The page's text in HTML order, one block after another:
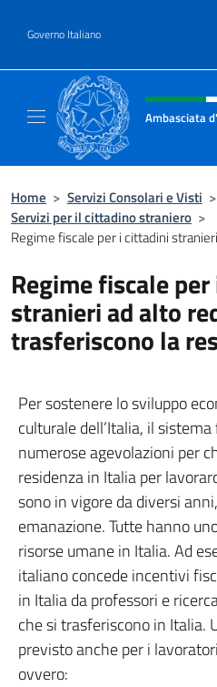
Governo Italiano
Intestazione sito,
Ambasciata
Home > Servizi Consolari e Visti >
Servizi per il cittadino straniero >
Regime fiscale per i cittadini
Regime fiscale
stranieri ad alto
trasferiscono la
Per sostenere lo sviluppo
culturale dell’Italia, il
numerose agevolazioni per
residenza in Italia per
sono in vigore da diversi
emanazione. Tutte hanno
risorse umane in Italia. Ad
italiano concede incentivi
in Italia da professori e
che si trasferiscono in Italia.
previsto anche per i
ovvero: